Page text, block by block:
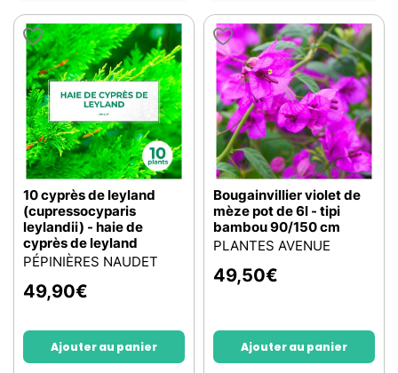
10 cyprès de leyland
(cupressocyparis
leylandii) - haie de
cyprès de leyland
PÉPINIÈRES NAUDET
49,90€
Ajouter au panier
Bougainvillier violet de
mèze pot de 6l - tipi
bambou 90/150 cm
PLANTES AVENUE
49,50€
Ajouter au panier